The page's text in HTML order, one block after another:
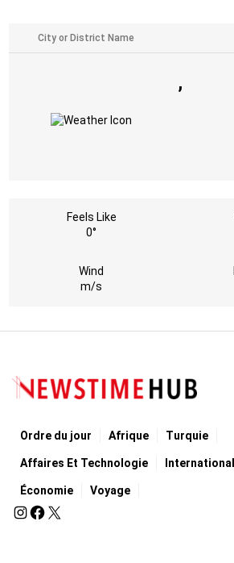
,
Feels Like
0°
Wind
m/s
Ordre du jour Afrique Turquie
Affaires Et Technologie International
Économie Voyage